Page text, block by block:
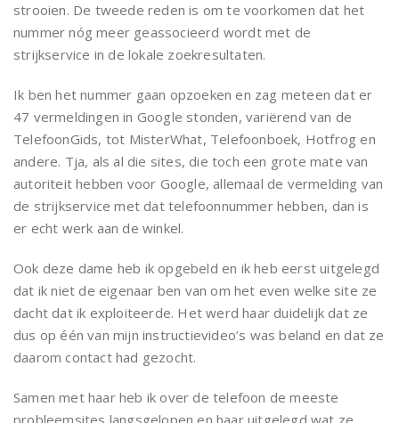
strooien. De tweede reden is om te voorkomen dat het
nummer nóg meer geassocieerd wordt met de
strijkservice in de lokale zoekresultaten.
Ik ben het nummer gaan opzoeken en zag meteen dat er
47 vermeldingen in Google stonden, variërend van de
TelefoonGids, tot MisterWhat, Telefoonboek, Hotfrog en
andere. Tja, als al die sites, die toch een grote mate van
autoriteit hebben voor Google, allemaal de vermelding van
de strijkservice met dat telefoonnummer hebben, dan is
er echt werk aan de winkel.
Ook deze dame heb ik opgebeld en ik heb eerst uitgelegd
dat ik niet de eigenaar ben van om het even welke site ze
dacht dat ik exploiteerde. Het werd haar duidelijk dat ze
dus op één van mijn instructievideo’s was beland en dat ze
daarom contact had gezocht.
Samen met haar heb ik over de telefoon de meeste
probleemsites langsgelopen en haar uitgelegd wat ze